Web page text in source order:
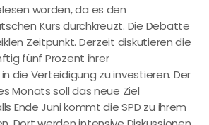
worden, da es den
Kurs durchkreuzt. Die Debatte
Zeitpunkt. Derzeit diskutieren die
fünf Prozent ihrer
die Verteidigung zu investieren. Der
Monats soll das neue Ziel
Ende Juni kommt die SPD zu ihrem